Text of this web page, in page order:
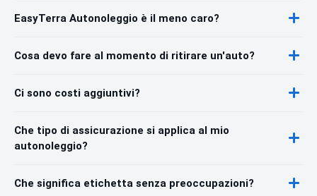
EasyTerra Autonoleggio è il meno caro?
Cosa devo fare al momento di ritirare un'auto?
Ci sono costi aggiuntivi?
Che tipo di assicurazione si applica al mio
autonoleggio?
Che significa etichetta senza preoccupazioni?